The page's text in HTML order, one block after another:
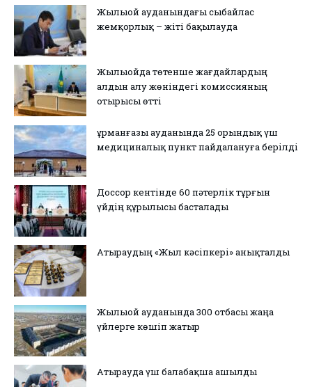
Жылыой ауданындағы сыбайлас
жемқорлық – жіті бақылауда
Жылыойда төтенше жағдайлардың
алдын алу жөніндегі комиссияның
отырысы өтті
Құрманғазы ауданында 25 орындық үш
медициналық пункт пайдалануға берілді
Доссор кентінде 60 пәтерлік тұрғын
үйдің құрылысы басталады
Атыраудың «Жыл кәсіпкері» анықталды
Жылыой ауданында 300 отбасы жаңа
үйлерге көшіп жатыр
Атырауда үш балабақша ашылды